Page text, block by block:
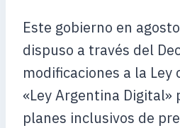
Este gobierno en
dispuso a través del
modificaciones a la Ley
«Ley Argentina Digital»
planes inclusivos de